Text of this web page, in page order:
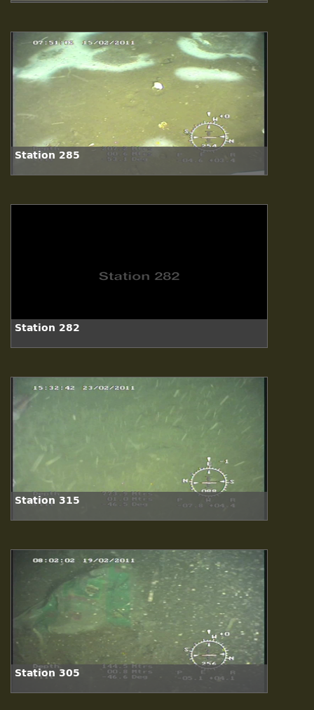
Station 285
Station 282
Station 315
Station 305